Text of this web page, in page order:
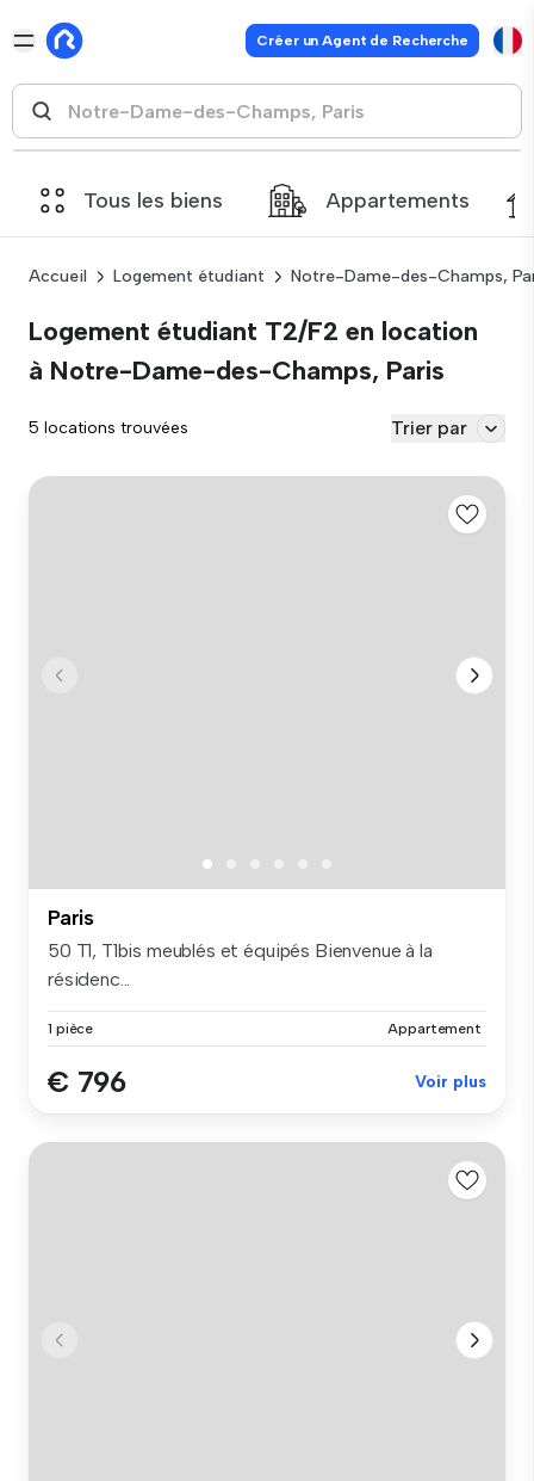
Créer un Agent de Recherche
Tous les biens Appartements
Accueil Logement étudiant Notre-Dame-des-Champs,
Logement étudiant T2/F2 en location
à Notre-Dame-des-Champs, Paris
5 locations trouvées Trier par
Paris
50 T1, T1bis meublés et équipés Bienvenue à la
résidenc...
1 pièce Appartement
€ 796 Voir plus